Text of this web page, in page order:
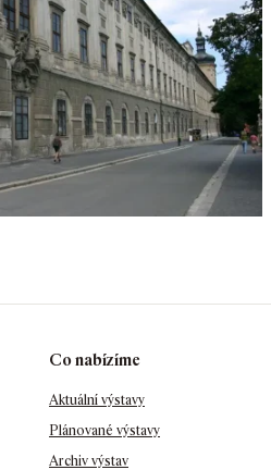
Co nabízíme
Aktuální výstavy
Plánované výstavy
Archiv výstav